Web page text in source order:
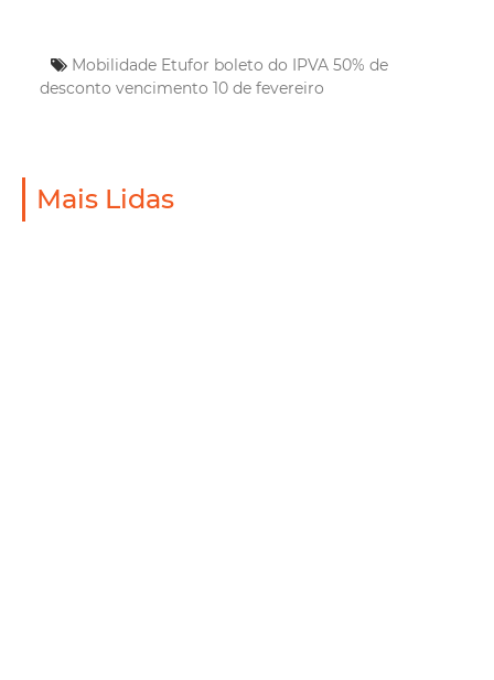
Mobilidade Etufor boleto do IPVA 50% de
desconto vencimento 10 de fevereiro
Mais Lidas